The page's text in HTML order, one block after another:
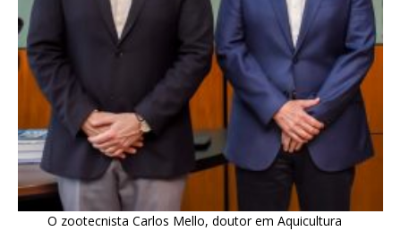
O zootecnista Carlos Mello, doutor em Aquicultura